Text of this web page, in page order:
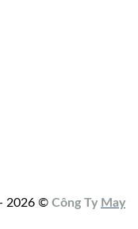
2026 © Công Ty May